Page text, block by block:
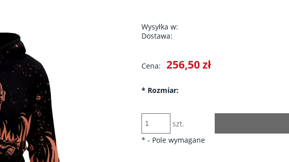
Wysyłka w:
Dostawa:
Cena nie zawiera
płatności
Cena: 256,50 zł
*Rozmiar:
szt.
* - Pole wymagane